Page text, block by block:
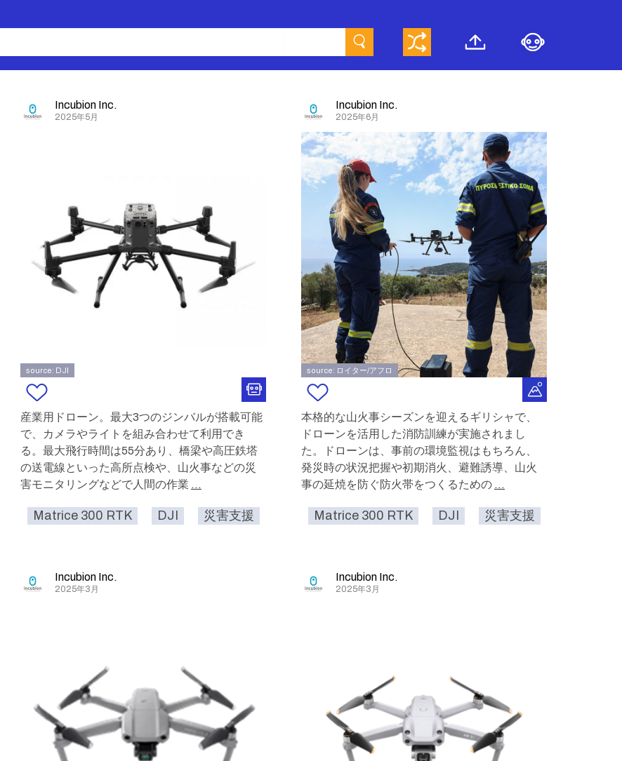
Incubion Inc.
2025年5月
source: DJI
産業用ドローン。最大3つのジンバルが搭載可能
で、カメラやライトを組み合わせて利用でき
る。最大飛行時間は55分あり、橋梁や高圧鉄塔
の送電線といった高所点検や、山火事などの災
害モニタリングなどで人間の作業 ...
Matrice 300 RTK DJI 災害支援 危険作業 ドローン
Incubion Inc.
2025年6月
source: ロイター/アフロ
本格的な山火事シーズンを迎えるギリシャで、
ドローンを活用した消防訓練が実施されまし
た。ドローンは、事前の環境監視はもちろん、
発災時の状況把握や初期消火、避難誘導、山火
事の延焼を防ぐ防火帯をつくるための ...
Matrice 300 RTK DJI 災害支援
Incubion Inc.
2025年3月
Incubion Inc.
2025年3月